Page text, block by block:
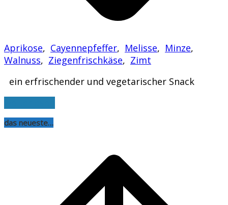
Aprikose, Cayennepfeffer, Melisse, Minze,
Walnuss, Ziegenfrischkäse, Zimt
ein erfrischender und vegetarischer Snack
das neueste…